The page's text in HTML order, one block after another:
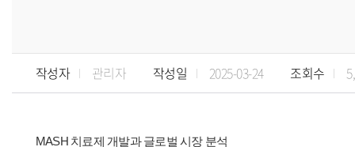
작성자 관리자 작성일 2025-03-24 조회수
MASH 치료제 개발과 글로벌 시장 분석